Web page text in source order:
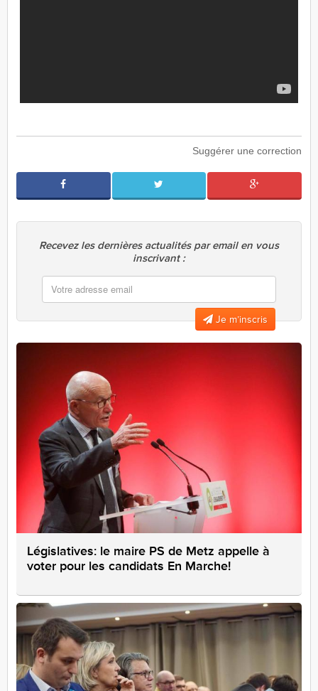
Suggérer une correction
Recevez les dernières actualités par email en vous
inscrivant :
Je m’inscris
Législatives: le maire PS de Metz appelle à
voter pour les candidats En Marche!